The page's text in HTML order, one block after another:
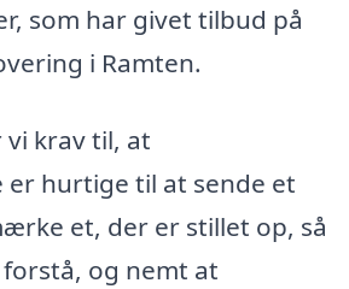
som har givet tilbud på
i Ramten.
vi krav til, at
hurtige til at sende et
et, der er stillet op, så
og nemt at